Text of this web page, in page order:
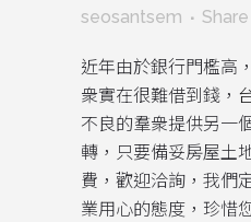
seosantsem
Share
近年由於銀行門檻高
衆實在很難借到錢，
不良的羣衆提供另一
轉，只要備妥房屋土
費，歡迎洽詢，我們
業用心的態度，珍惜